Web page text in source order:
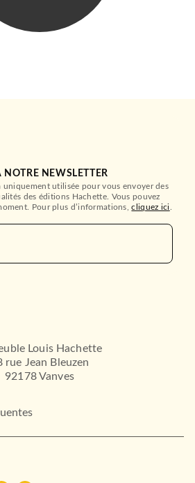
NOTRE NEWSLETTER
uniquement utilisée pour vous envoyer des
des éditions Hachette. Vous pouvez
Pour plus d’informations,cliquez ici
Louis Hachette
rue Jean Bleuzen
92178 Vanves